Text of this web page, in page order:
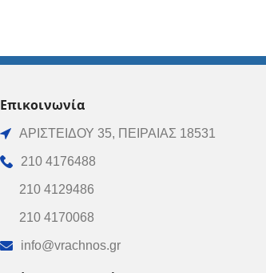
Επικοινωνία
ΑΡΙΣΤΕΙΔΟΥ 35, ΠΕΙΡΑΙΑΣ 18531
210 4176488
210 4129486
210 4170068
info@vrachnos.gr